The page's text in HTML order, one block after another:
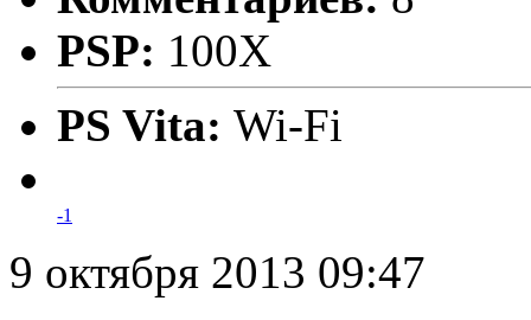
PSP: 100X
PS Vita: Wi-Fi
-1
9 октября 2013 09:47